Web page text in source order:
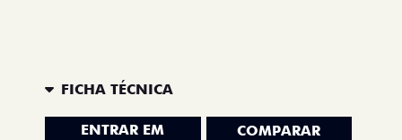
FICHA TÉCNICA
ENTRAR EM
COMPARAR